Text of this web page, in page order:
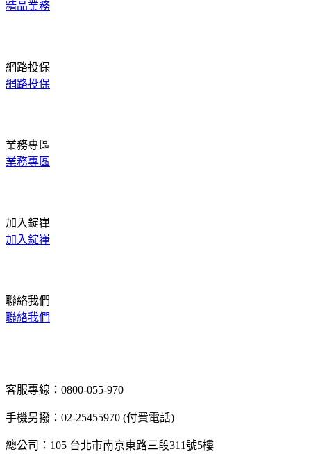
精品業務
網路投保
網路投保
業務專區
業務專區
加入錠嵂
加入錠嵂
聯絡我們
聯絡我們
客服專線：0800-055-970
手機另撥：02-25455970 (付費電話)
總公司：105 台北市南京東路三段311號5樓